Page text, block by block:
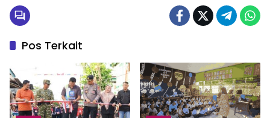
Pos Terkait